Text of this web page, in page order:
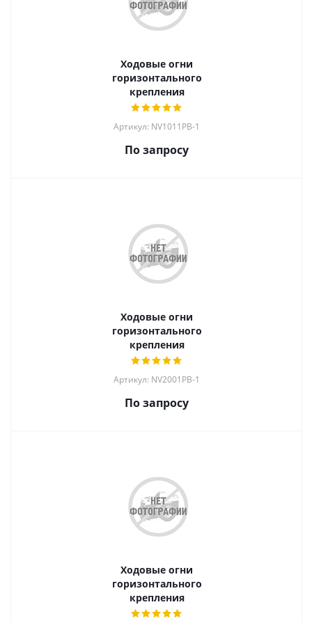
Ходовые огни
горизонтального
крепления
Артикул: NV1011PB-1
По запросу
Ходовые огни
горизонтального
крепления
Артикул: NV2001PB-1
По запросу
Ходовые огни
горизонтального
крепления